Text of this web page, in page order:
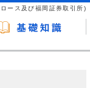
ース及び福岡証券取引所)